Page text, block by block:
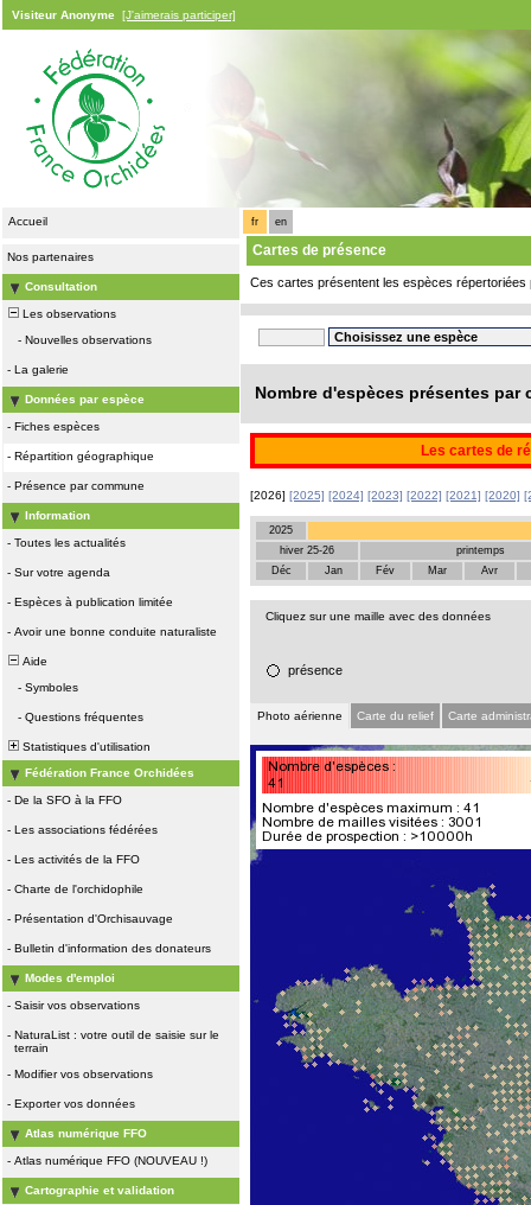
Visiteur Anonyme [J'aimerais participer]
Accueil
Nos partenaires
Consultation
Les observations
- Nouvelles observations
- La galerie
Données par espèce
- Fiches espèces
- Répartition géographique
- Présence par commune
Information
- Toutes les actualités
- Sur votre agenda
- Espèces à publication limitée
- Avoir une bonne conduite naturaliste
Aide
- Symboles
- Questions fréquentes
Statistiques d'utilisation
Fédération France Orchidées
- De la SFO à la FFO
- Les associations fédérées
- Les activités de la FFO
- Charte de l'orchidophile
- Présentation d'Orchisauvage
- Bulletin d'information des donateurs
Modes d'emploi
- Saisir vos observations
- NaturaList : votre outil de saisie sur le
terrain
- Modifier vos observations
- Exporter vos données
Atlas numérique FFO
- Atlas numérique FFO (NOUVEAU !)
Cartographie et validation
fr en
Cartes de présence
Ces cartes présentent les espèces répertoriées
Nombre d'espèces présentes par
Les cartes de
[2026] [2025] [2024] [2023] [2022] [2021] [2020]
2025
hiver 25-26
printemps
Déc
Jan Fév Mar Avr
Cliquez sur une maille avec des données
présence
Photo aérienne Carte du relief Carte